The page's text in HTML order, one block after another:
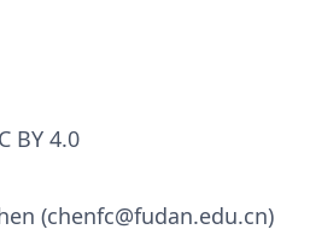
BY 4.0
(chenfc@fudan.edu.cn)